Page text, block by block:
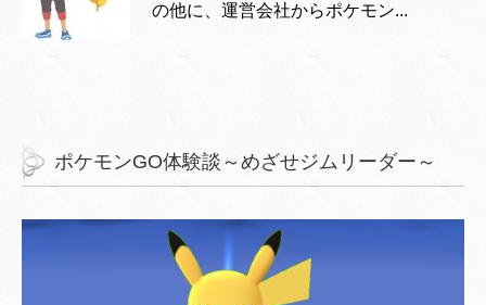
の他に、運営会社からポケモン...
ポケモンGO体験談～めざせジムリーダー～